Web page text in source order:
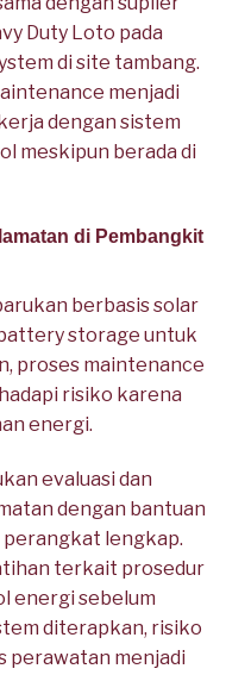
Duty Loto pada
di site tambang.
menjadi
dengan sistem
meskipun berada di
di Pembangkit
berbasis solar
storage untuk
proses maintenance
risiko karena
energi.
evaluasi dan
dengan bantuan
perangkat lengkap.
terkait prosedur
energi sebelum
diterapkan, risiko
perawatan menjadi